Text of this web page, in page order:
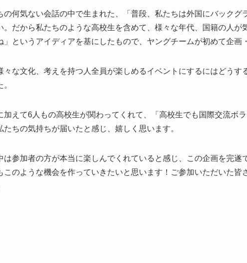
の何気ない会話の中で生まれた、「普段、私たちは外国にバックグ
。だから私たちのような高校生を含めて、様々な年代、国籍の人が
」というアイディアを基にしたもので、ヤングチームが初めて企画
々な文化、考えを持つ人全員が楽しめるイベントにするにはどうす
加えて6人もの高校生が関わってくれて、「高校生でも国際交流ボ
たちの気持ちが届いたと感じ、嬉しく思います。
は参加者の方が本当に楽しんでくれていると感じ、この企画を完遂
このような機会を作っていきたいと思います！ご参加いただいた皆